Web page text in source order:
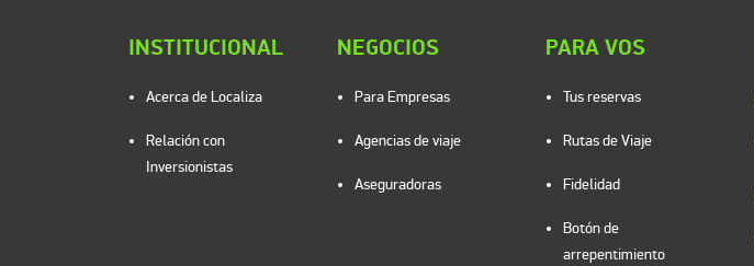
INSTITUCIONAL
Acerca de Localiza
Relación con
Inversionistas
NEGOCIOS
Para Empresas
Agencias de viaje
Aseguradoras
PARA VOS
Tus reservas
Rutas de Viaje
Fidelidad
Botón de
arrepentimiento